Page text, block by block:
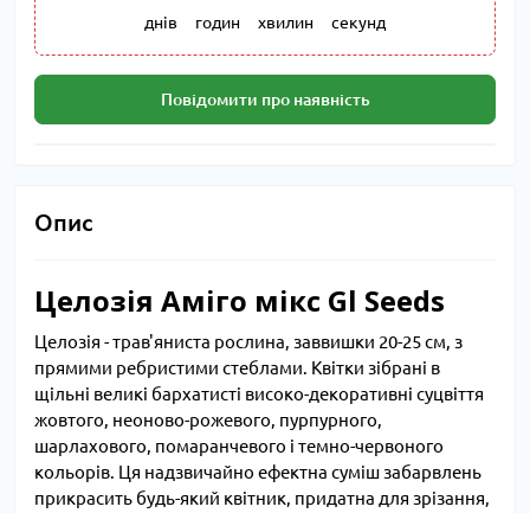
днів годин хвилин секунд
Повідомити про наявність
Опис
Целозія Аміго мікс Gl Seeds
Целозія - трав'яниста рослина, заввишки 20-25 см, з
прямими ребристими стеблами. Квітки зібрані в
щільні великі бархатисті високо-декоративні суцвіття
жовтого, неоново-рожевого, пурпурного,
шарлахового, помаранчевого і темно-червоного
кольорів. Ця надзвичайно ефектна суміш забарвлень
прикрасить будь-який квітник, придатна для зрізання,